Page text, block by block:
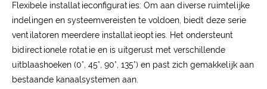
Flexibele installatieconfiguraties: Om aan diverse ruimtelijke
indelingen en systeemvereisten te voldoen, biedt deze serie
ventilatoren meerdere installatieopties. Het ondersteunt
bidirectionele rotatie en is uitgerust met verschillende
uitblaashoeken (0°, 45°, 90°, 135°) en past zich gemakkelijk aan
bestaande kanaalsystemen aan.